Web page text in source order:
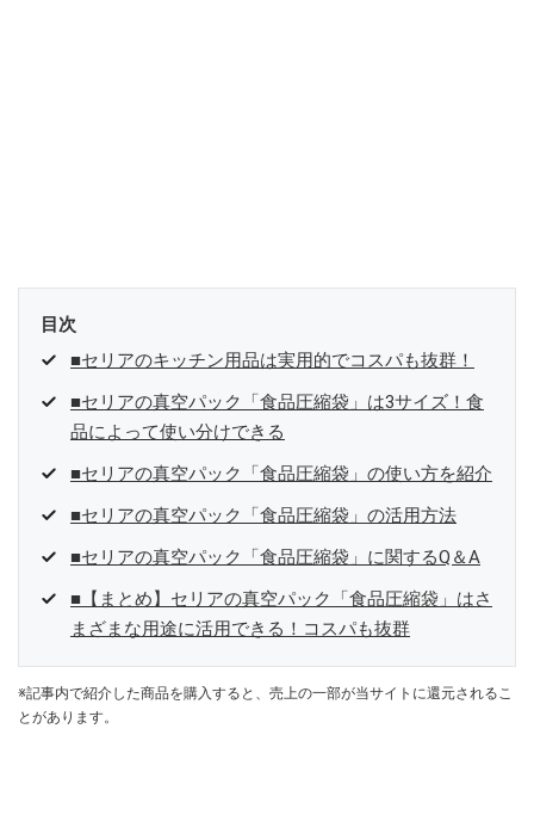
目次
■セリアのキッチン用品は実用的でコスパも抜群！
■セリアの真空パック「食品圧縮袋」は3サイズ！食
品によって使い分けできる
■セリアの真空パック「食品圧縮袋」の使い方を紹介
■セリアの真空パック「食品圧縮袋」の活用方法
■セリアの真空パック「食品圧縮袋」に関するQ＆A
■【まとめ】セリアの真空パック「食品圧縮袋」はさ
まざまな用途に活用できる！コスパも抜群
※記事内で紹介した商品を購入すると、売上の一部が当サイトに還元されるこ
とがあります。